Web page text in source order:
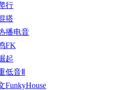
行
搭
播电音
FK
起
低音Ⅱ
FunkyHouse